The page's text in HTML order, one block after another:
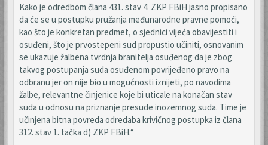
Kako je odredbom člana 431. stav 4. ZKP FBiH jasno propisano
da će se u postupku pružanja međunarodne pravne pomoći,
kao što je konkretan predmet, o sjednici vijeća obavijestiti i
osuđeni, što je prvostepeni sud propustio učiniti, osnovanim
se ukazuje žalbena tvrdnja branitelja osuđenog da je zbog
takvog postupanja suda osuđenom povrijeđeno pravo na
odbranu jer on nije bio u mogućnosti iznijeti, po navodima
žalbe, relevantne činjenice koje bi uticale na konačan stav
suda u odnosu na priznanje presude inozemnog suda. Time je
učinjena bitna povreda odredaba krivičnog postupka iz člana
312. stav 1. tačka d) ZKP FBiH.“